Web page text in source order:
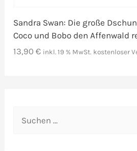
Sandra Swan: Die große
Coco und Bobo den Affenwald
13,90€ inkl. 19 % MwSt. kostenloser